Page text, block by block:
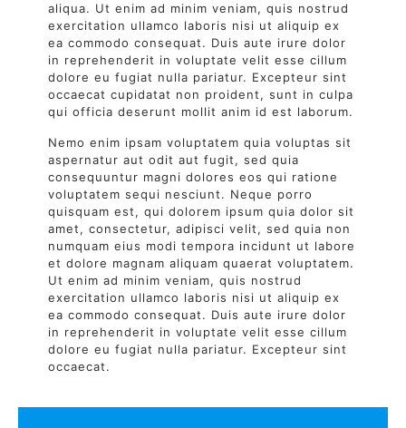
aliqua. Ut enim ad minim veniam, quis nostrud
exercitation ullamco laboris nisi ut aliquip ex
ea commodo consequat. Duis aute irure dolor
in reprehenderit in voluptate velit esse cillum
dolore eu fugiat nulla pariatur. Excepteur sint
occaecat cupidatat non proident, sunt in culpa
qui officia deserunt mollit anim id est laborum.
Nemo enim ipsam voluptatem quia voluptas sit
aspernatur aut odit aut fugit, sed quia
consequuntur magni dolores eos qui ratione
voluptatem sequi nesciunt. Neque porro
quisquam est, qui dolorem ipsum quia dolor sit
amet, consectetur, adipisci velit, sed quia non
numquam eius modi tempora incidunt ut labore
et dolore magnam aliquam quaerat voluptatem.
Ut enim ad minim veniam, quis nostrud
exercitation ullamco laboris nisi ut aliquip ex
ea commodo consequat. Duis aute irure dolor
in reprehenderit in voluptate velit esse cillum
dolore eu fugiat nulla pariatur. Excepteur sint
occaecat.